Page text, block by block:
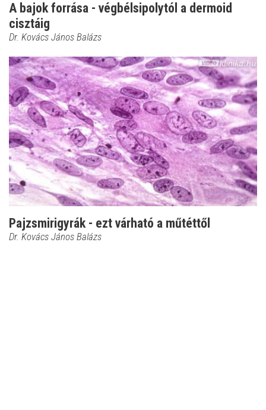
A bajok forrása - végbélsipolytól a dermoid
cisztáig
Dr. Kovács János Balázs
Pajzsmirigyrák - ezt várható a műtéttől
Dr. Kovács János Balázs